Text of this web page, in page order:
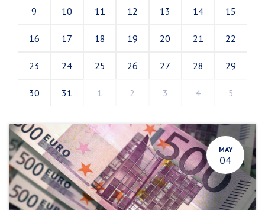
9 10 11 12 13 14 15
16 17 18 19 20 21 22
23 24 25 26 27 28 29
30 31 1 2 3 4 5
MAY
04